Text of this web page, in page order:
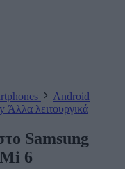
Android
Άλλα λειτουργικά
Samsung
6